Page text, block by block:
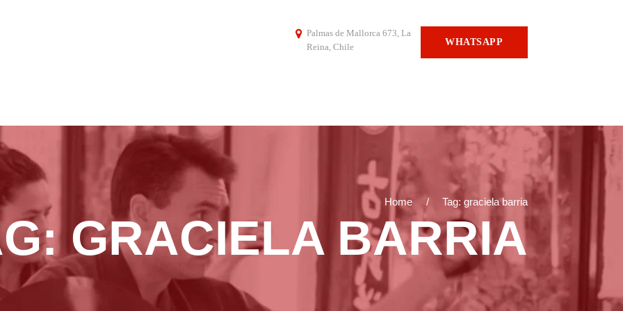
WHATSAPP
Palmas de Mallorca 673, La
Reina, Chile
Home Tag: graciela barria
GRACIELA BARRIA